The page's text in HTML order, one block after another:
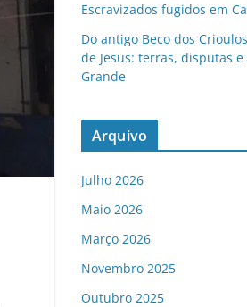
Escravizados fugidos em
Do antigo Beco dos
de Jesus: terras, disputas
Grande
Arquivo
Julho 2026
Maio 2026
Março 2026
Novembro 2025
Outubro 2025